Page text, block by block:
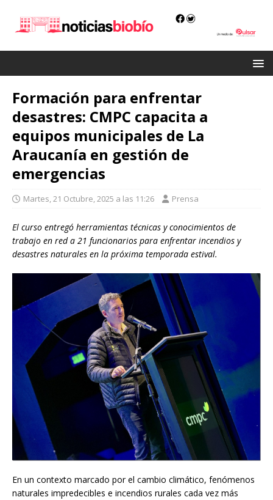
Formación para enfrentar
desastres: CMPC capacita a
equipos municipales de La
Araucanía en gestión de
emergencias
Martes, 21 Octubre, 2025 a las 11:26 Prensa
El curso entregó herramientas técnicas y conocimientos de
trabajo en red a 21 funcionarios para enfrentar incendios y
desastres naturales en la próxima temporada estival.
En un contexto marcado por el cambio climático, fenómenos
naturales impredecibles e incendios rurales cada vez más